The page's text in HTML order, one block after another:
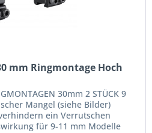
mm Ringmontage Hoch
30mm 2 STÜCK 9
Mangel (siehe Bilder)
ein Verrutschen
für 9-11 mm Modelle